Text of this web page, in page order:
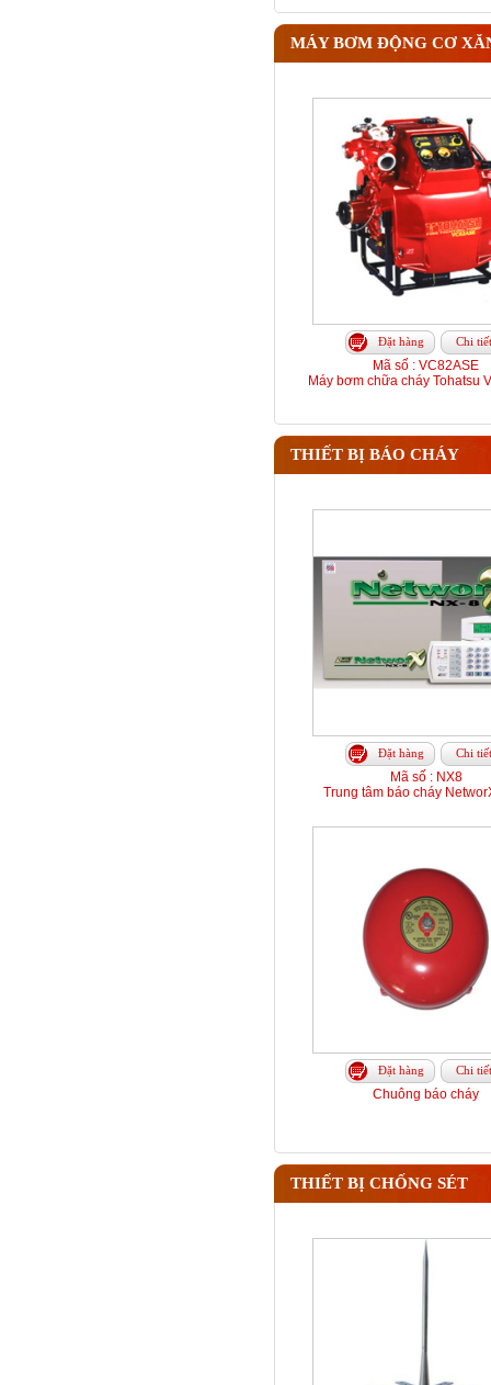
MÁY BƠM ĐỘNG CƠ
Đặt hàng Chi tiết
Mã số : VC82ASE
Máy bơm chữa cháy Tohatsu
THIẾT BỊ BÁO CHÁY
Đặt hàng Chi tiết
Mã số : NX8
Trung tâm báo cháy
Đặt hàng Chi tiết
Chuông báo cháy
THIẾT BỊ CHỐNG SÉT